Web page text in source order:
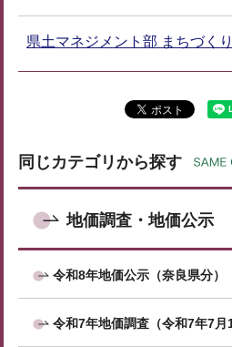
県土マネジメント部 まちづく
同じカテゴリから探す
地価調査・地価公示
令和8年地価公示（奈良県分）
令和7年地価調査（令和7年7月